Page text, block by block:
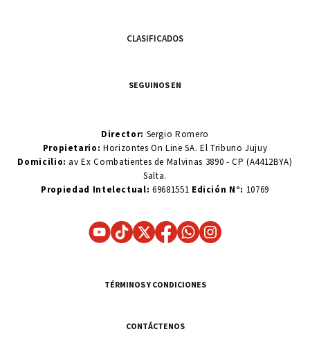
CLASIFICADOS
SEGUINOS EN
Director: Sergio Romero
Propietario:Horizontes On Line SA. El Tribuno Jujuy
Domicilio: av Ex Combatientes de Malvinas 3890 - CP (A4412BYA)
Salta.
Propiedad Intelectual: 69681551 Edición N°: 10769
TÉRMINOS Y CONDICIONES
CONTÁCTENOS